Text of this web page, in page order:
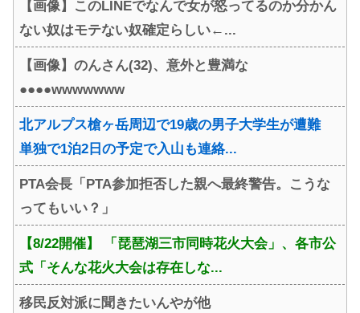
【画像】このLINEでなんで女が怒ってるのか分かん
ない奴はモテない奴確定らしい←...
【画像】のんさん(32)、意外と豊満な
●●●●wwwwwww
北アルプス槍ヶ岳周辺で19歳の男子大学生が遭難
単独で1泊2日の予定で入山も連絡...
PTA会長「PTA参加拒否した親へ最終警告。こうな
ってもいい？」
【8/22開催】 「琵琶湖三市同時花火大会」、各市公
式「そんな花火大会は存在しな...
移民反対派に聞きたいんやが他